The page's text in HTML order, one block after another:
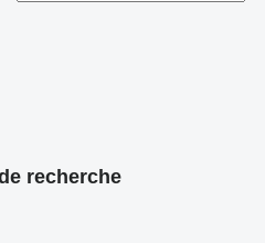
recherche